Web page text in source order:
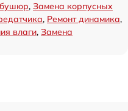
, Замена корпусных
, Ремонт динамика,
влаги, Замена